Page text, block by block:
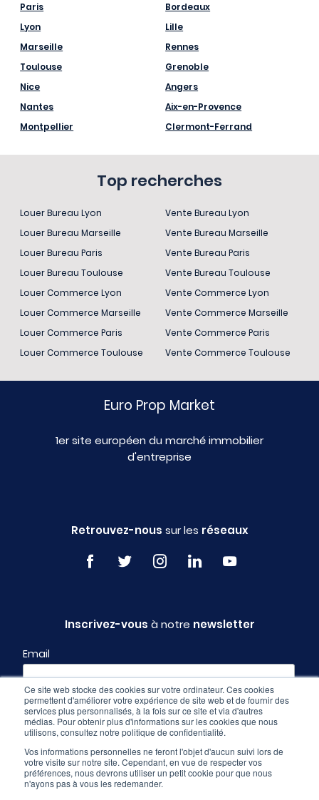
Ce site web stocke des cookies sur votre ordinateur. Ces cookies
permettent d'améliorer votre expérience de site web et de fournir des
services plus personnalisés, à la fois sur ce site et via d'autres
médias. Pour obtenir plus d'informations sur les cookies que nous
utilisons, consultez notre politique de confidentialité.
Vos informations personnelles ne feront l'objet d'aucun suivi lors de
votre visite sur notre site. Cependant, en vue de respecter vos
préférences, nous devrons utiliser un petit cookie pour que nous
n'ayons pas à vous les redemander.
Paris
Lyon
Marseille
Toulouse
Nice
Nantes
Montpellier
Bordeaux
Lille
Rennes
Grenoble
Angers
Aix-en-Provence
Clermont-Ferrand
Top recherches
Louer Bureau Lyon
Louer Bureau Marseille
Louer Bureau Paris
Louer Bureau Toulouse
Louer Commerce Lyon
Louer Commerce Marseille
Louer Commerce Paris
Louer Commerce Toulouse
Vente Bureau Lyon
Vente Bureau Marseille
Vente Bureau Paris
Vente Bureau Toulouse
Vente Commerce Lyon
Vente Commerce Marseille
Vente Commerce Paris
Vente Commerce Toulouse
Euro Prop Market
1er site européen du marché immobilier
d'entreprise
Retrouvez-nous sur les réseaux
Inscrivez-vous à notre newsletter
Email
Profil